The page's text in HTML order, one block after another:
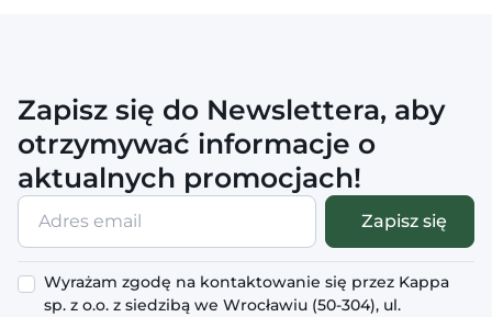
Zapisz się do Newslettera, aby
otrzymywać informacje o
aktualnych promocjach!
Adres
email
Zapisz się
Wyrażam zgodę na kontaktowanie się przez Kappa
sp. z o.o. z siedzibą we Wrocławiu (50-304), ul.